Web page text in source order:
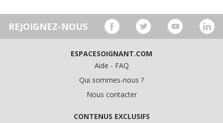
REJOIGNEZ-NOUS
ESPACESOIGNANT.COM
Aide - FAQ
Qui sommes-nous ?
Nous contacter
CONTENUS EXCLUSIFS